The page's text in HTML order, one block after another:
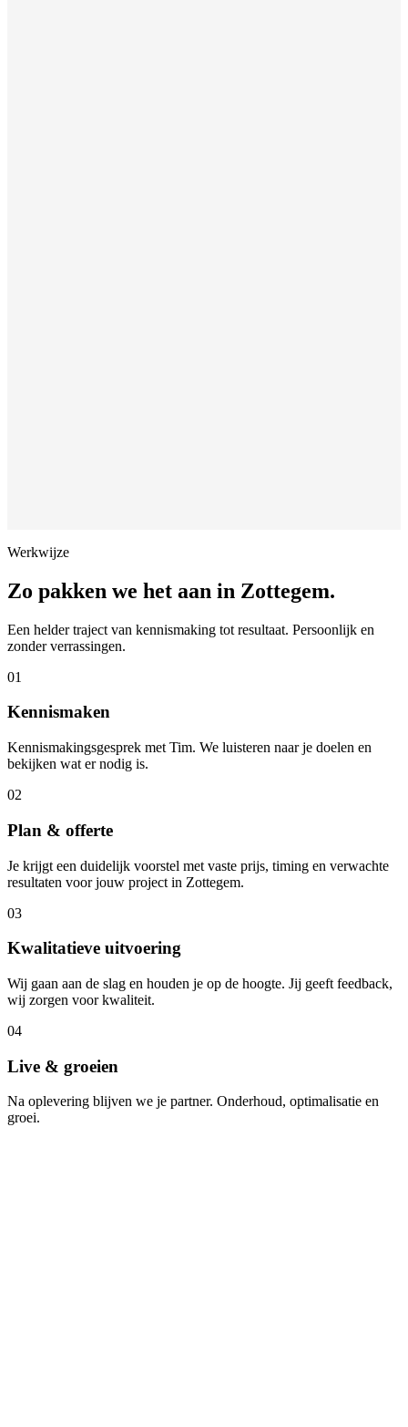
Werkwijze
Zo pakken we het aan in Zottegem.
Een helder traject van kennismaking tot resultaat. Persoonlijk en
zonder verrassingen.
01
Kennismaken
Kennismakingsgesprek met Tim. We luisteren naar je doelen en
bekijken wat er nodig is.
02
Plan & offerte
Je krijgt een duidelijk voorstel met vaste prijs, timing en verwachte
resultaten voor jouw project in Zottegem.
03
Kwalitatieve uitvoering
Wij gaan aan de slag en houden je op de hoogte. Jij geeft feedback,
wij zorgen voor kwaliteit.
04
Live & groeien
Na oplevering blijven we je partner. Onderhoud, optimalisatie en
groei.